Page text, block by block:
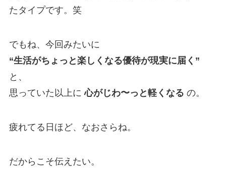
たタイプです。笑
でもね、今回みたいに
“生活がちょっと楽しくなる優待が現実に届く”
と、
思っていた以上に心がじわ〜っと軽くなる の。
疲れてる日ほど、なおさらね。
だからこそ伝えたい。